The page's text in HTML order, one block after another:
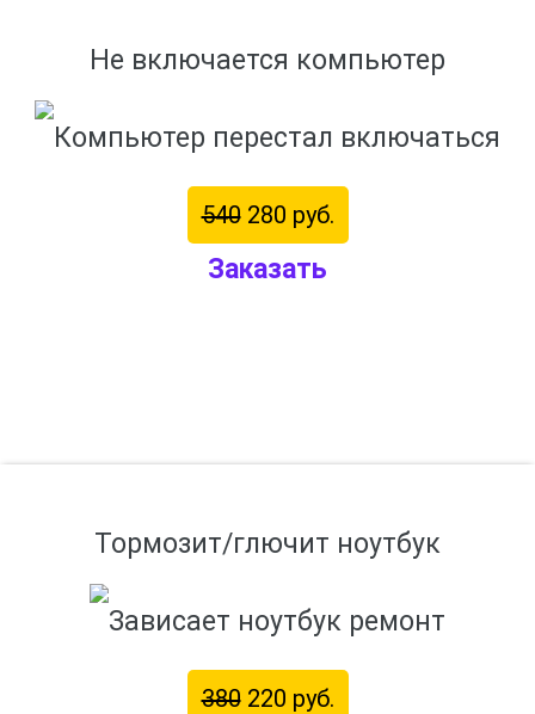
Не включается компьютер
540280 руб.
Заказать
Тормозит/глючит ноутбук
380220 руб.